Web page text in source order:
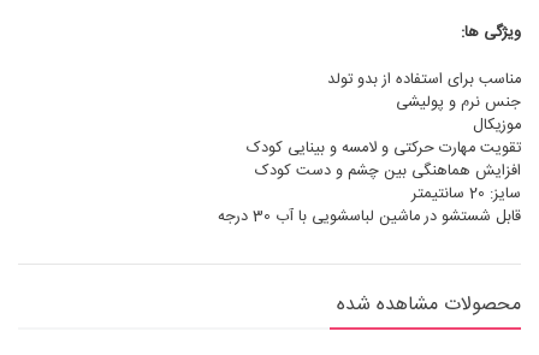
ویژگی ها:
مناسب برای استفاده از بدو تولد
جنس نرم و پولیشی
موزیکال
تقویت مهارت حرکتی و لامسه و بینایی کودک
افزایش هماهنگی بین چشم و دست کودک
سایز: 20 سانتیمتر
قابل شستشو در ماشین لباسشویی با آب 30 درجه
محصولات مشاهده شده